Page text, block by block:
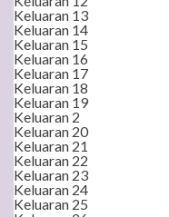
Keluaran 13
Keluaran 14
Keluaran 15
Keluaran 16
Keluaran 17
Keluaran 18
Keluaran 19
Keluaran 2
Keluaran 20
Keluaran 21
Keluaran 22
Keluaran 23
Keluaran 24
Keluaran 25